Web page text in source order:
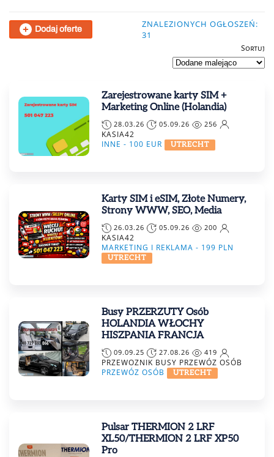
Dodaj oferte
ZNALEZIONYCH OGŁOSZEŃ:
31
Sortuj
Zarejestrowane karty SIM +
Marketing Online (Holandia)
28.03.26 05.09.26 256
KASIA42
INNE - 100 EUR UTRECHT
Karty SIM i eSIM, Złote Numery,
Strony WWW, SEO, Media
26.03.26 05.09.26 200
KASIA42
MARKETING I REKLAMA - 199 PLN
UTRECHT
Busy PRZERZUTY Osób
HOLANDIA WŁOCHY
HISZPANIA FRANCJA
09.09.25 27.08.26 419
PRZEWOZNIK BUSY PRZEWÓZ OSÓB
PRZEWÓZ OSÓB
UTRECHT
Pulsar THERMION 2 LRF
XL50/THERMION 2 LRF XP50
Pro